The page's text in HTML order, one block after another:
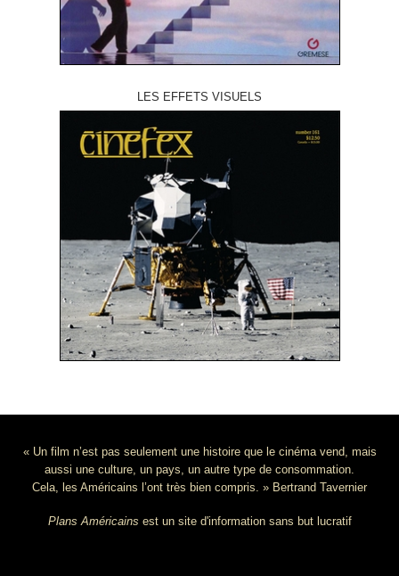
LES EFFETS VISUELS
« Un film n’est pas seulement une histoire que le cinéma vend, mais
aussi une culture, un pays, un autre type de consommation.
Cela, les Américains l’ont très bien compris. » Bertrand Tavernier
Plans Américains est un site d'information sans but lucratif